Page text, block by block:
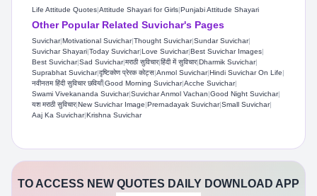
Life Attitude Quotes|Attitude Shayari for Girls|Punjabi Attitude Shayari
Other Popular Related Suvichar's Pages
Suvichar|Motivational Suvichar|Thought Suvichar|Sundar Suvichar|
Suvichar Shayari|Today Suvichar|Love Suvichar|Best Suvichar Images|
Best Suvichar|Sad Suvichar|मराठी सुविचार|हिंदी में सुविचार|Dharmik Suvichar|
Suprabhat Suvichar|दृष्टिकोण प्रेरक कोट्स|Anmol Suvichar|Hindi Suvichar On Life|
नवीनतम हिंदी सुविचार छवियाँ|Good Morning Suvichar|Acche Suvichar|
Swami Vivekananda Suvichar|Suvichar Anmol Vachan|Good Night Suvichar|
यश मराठी सुविचार|New Suvichar Image|Prernadayak Suvichar|Small Suvichar|
Aaj Ka Suvichar|Krishna Suvichar
TO ACCESS NEW QUOTES DAILY DOWNLOAD APP